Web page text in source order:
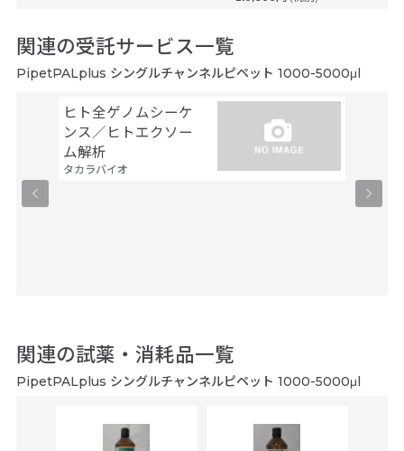
関連の受託サービス一覧
PipetPALplus シングルチャンネルピペット 1000-5000μl
ヒト全ゲノムシーケ
ンス／ヒトエクソー
ム解析
タカラバイオ
関連の試薬・消耗品一覧
PipetPALplus シングルチャンネルピペット 1000-5000μl